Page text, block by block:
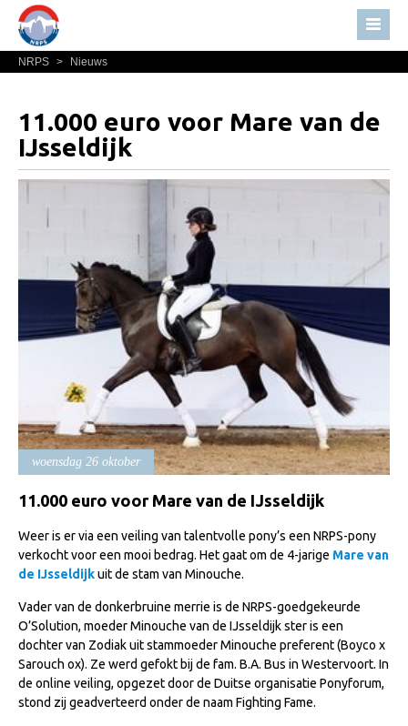
Home
Over NRPS
Bestuur NRPS
Lid worden
Statuten en reglementen
Privacyverklaring
Paardenpaspoort aanvragen
Import registratie
Veulenregistratie
Formulier overschrijven op naam
Animal Health Regulation
Gids voor Goede Praktijken
Marktplaats
Tarievenlijst
Veel gestelde vragen
NRPS > Nieuws
11.000 euro voor Mare van de
IJsseldijk
woensdag 26 oktober
11.000 euro voor Mare van de IJsseldijk
Weer is er via een veiling van talentvolle pony’s een NRPS-pony
verkocht voor een mooi bedrag. Het gaat om de 4-jarige Mare van
de IJsseldijkuit de stam van Minouche.
Vader van de donkerbruine merrie is de NRPS-goedgekeurde
O’Solution, moeder Minouche van de IJsseldijk ster is een
dochter van Zodiak uit stammoeder Minouche preferent (Boyco x
Sarouch ox). Ze werd gefokt bij de fam. B.A. Bus in Westervoort. In
de online veiling, opgezet door de Duitse organisatie Ponyforum,
stond zij geadverteerd onder de naam Fighting Fame.